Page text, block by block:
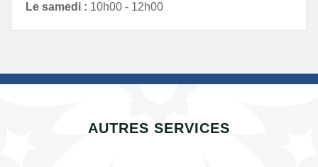
Le samedi : 10h00 - 12h00
AUTRES SERVICES